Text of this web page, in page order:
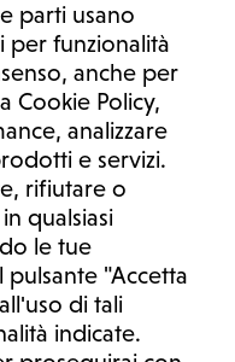
parti usano
per funzionalità
anche per
Cookie Policy,
analizzare
e servizi.
rifiutare o
qualsiasi
le tue
pulsante "Accetta
di tali
indicate.
sono un consulto medico.
un consulto, una
Non si devono considerare
per la formulazione di
o l'assunzione o
consultare un medico di
specialista.
|Gestione cookie
riservati.